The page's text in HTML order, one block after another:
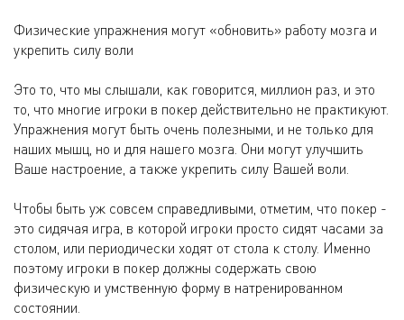
Физические упражнения могут «обновить» работу мозга и
укрепить силу воли
Это то, что мы слышали, как говорится, миллион раз, и это
то, что многие игроки в покер действительно не практикуют.
Упражнения могут быть очень полезными, и не только для
наших мышц, но и для нашего мозга. Они могут улучшить
Ваше настроение, а также укрепить силу Вашей воли.
Чтобы быть уж совсем справедливыми, отметим, что покер -
это сидячая игра, в которой игроки просто сидят часами за
столом, или периодически ходят от стола к столу. Именно
поэтому игроки в покер должны содержать свою
физическую и умственную форму в натренированном
состоянии.